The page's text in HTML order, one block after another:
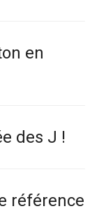
en
des J !
référence